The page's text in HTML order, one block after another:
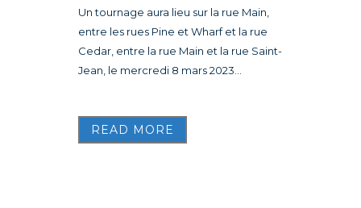
Un tournage aura lieu sur la rue Main,
entre les rues Pine et Wharf et la rue
Cedar, entre la rue Main et la rue Saint-
Jean, le mercredi 8 mars 2023...
READ MORE